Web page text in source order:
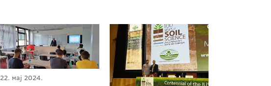
22. мај 2024.